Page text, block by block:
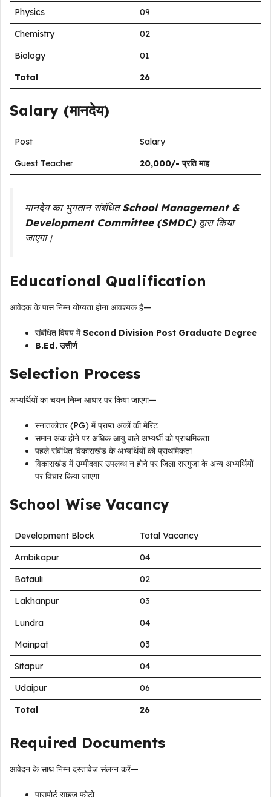
Physics
09
Chemistry
02
Biology
01
Total
26
Salary (मानदेय)
Post
Salary
Guest Teacher
₹20,000/- प्रति माह
मानदेय का भुगतान संबंधितSchool Management &
Development Committee (SMDC)द्वारा किया
जाएगा।
Educational Qualification
आवेदक के पास निम्न योग्यता होना आवश्यक है—
संबंधित विषय मेंSecond Division Post Graduate Degree
B.Ed. उत्तीर्ण
Selection Process
अभ्यर्थियों का चयन निम्न आधार पर किया जाएगा—
स्नातकोत्तर (PG) में प्राप्त अंकों की मेरिट
समान अंक होने पर अधिक आयु वाले अभ्यर्थी को प्राथमिकता
पहले संबंधित विकासखंड के अभ्यर्थियों को प्राथमिकता
विकासखंड में उम्मीदवार उपलब्ध न होने पर जिला सरगुजा के अन्य अभ्यर्थियों
पर विचार किया जाएगा
School Wise Vacancy
Development Block
Total Vacancy
Ambikapur
04
Batauli
02
Lakhanpur
03
Lundra
04
Mainpat
03
Sitapur
04
Udaipur
06
Total
26
Required Documents
आवेदन के साथ निम्न दस्तावेज संलग्न करें—
पासपोर्ट साइज फोटो